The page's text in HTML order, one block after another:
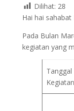
Dilihat: 28
Hai hai
Pada Bulan
kegiatan yang
Tanggal
Kegiatan